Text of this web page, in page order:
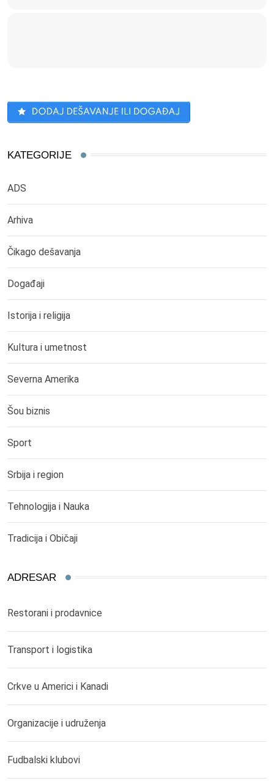
KATEGORIJE
ADS
Arhiva
Čikago dešavanja
Događaji
Istorija i religija
Kultura i umetnost
Severna Amerika
Šou biznis
Sport
Srbija i region
Tehnologija i Nauka
Tradicija i Običaji
ADRESAR
Restorani i prodavnice
Transport i logistika
Crkve u Americi i Kanadi
Organizacije i udruženja
Fudbalski klubovi